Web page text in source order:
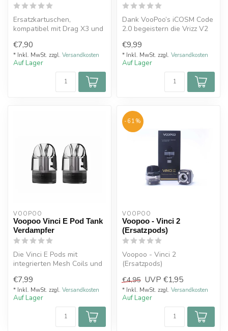
Ersatzkartuschen,
kompatibel mit Drag X3 und
Füllmenge: 5 ml, seitlich...
€7,90
* Inkl. MwSt. zzgl. Versandkosten
Auf Lager
Dank VooPoo’s iCOSM Code
2.0 begeistern die Vrizz V2
unverfälscht...
€9,99
* Inkl. MwSt. zzgl. Versandkosten
Auf Lager
VOOPOO
Voopoo Vinci E Pod Tank
Verdampfer
Die Vinci E Pods mit
integrierten Mesh Coils und
bieten ...
€7,99
* Inkl. MwSt. zzgl. Versandkosten
Auf Lager
-61%
VOOPOO
Voopoo - Vinci 2
(Ersatzpods)
Voopoo - Vinci 2
(Ersatzpods)
€4,95 UVP €1,95
* Inkl. MwSt. zzgl. Versandkosten
Auf Lager